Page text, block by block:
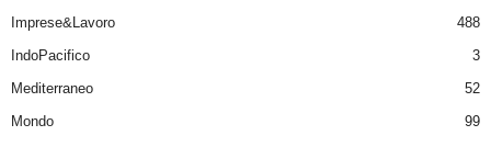
Imprese&Lavoro
488
IndoPacifico
3
Mediterraneo
52
Mondo
99